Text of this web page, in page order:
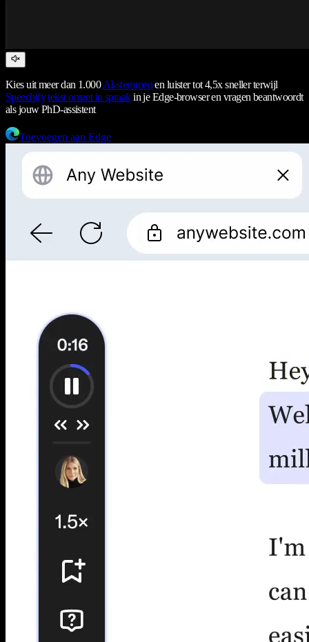
Kies uit meer dan 1.000AI-stemmenen luister tot 4,5x sneller terwijl
Speechify tekst omzet in spraakin je Edge-browser en vragen beantwoordt
als jouw PhD-assistent
Toevoegen aan Edge